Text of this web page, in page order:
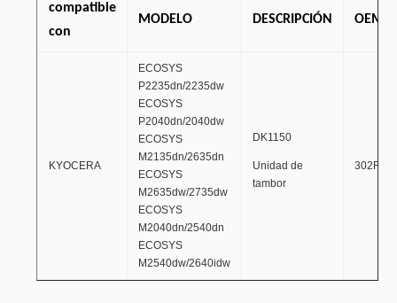
compatible
con
MODELO DESCRIPCIÓN OEM-
KYOCERA
ECOSYS
P2235dn/2235dw
ECOSYS
P2040dn/2040dw
ECOSYS
M2135dn/2635dn
ECOSYS
M2635dw/2735dw
ECOSYS
M2040dn/2540dn
ECOSYS
M2540dw/2640idw
DK1150
Unidad de
tambor